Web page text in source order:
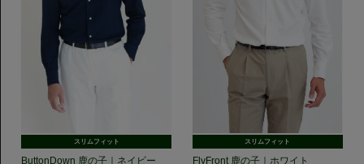
スリムフィット
ButtonDown 鹿の子｜ネイビー
スリムフィット
FlyFront 鹿の子｜ホワイト